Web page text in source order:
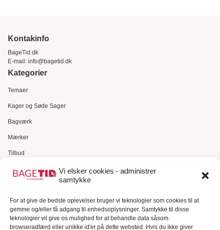
Vi elsker cookies - administrer
samtykke
For at give de bedste oplevelser bruger vi teknologier som cookies til at
gemme og/eller få adgang til enhedsoplysninger. Samtykke til disse
teknologier vil give os mulighed for at behandle data såsom
browseradfærd eller unikke id'er på dette websted. Hvis du ikke giver
Kontakinfo
BageTid.dk
E-mail: info@bagetid.dk
Kategorier
Temaer
Kager og Søde Sager
Bagværk
Mærker
Tilbud
Gavekort
Kundeservice
Kundeservice
FAQ – Ofte stillede spørgsmål